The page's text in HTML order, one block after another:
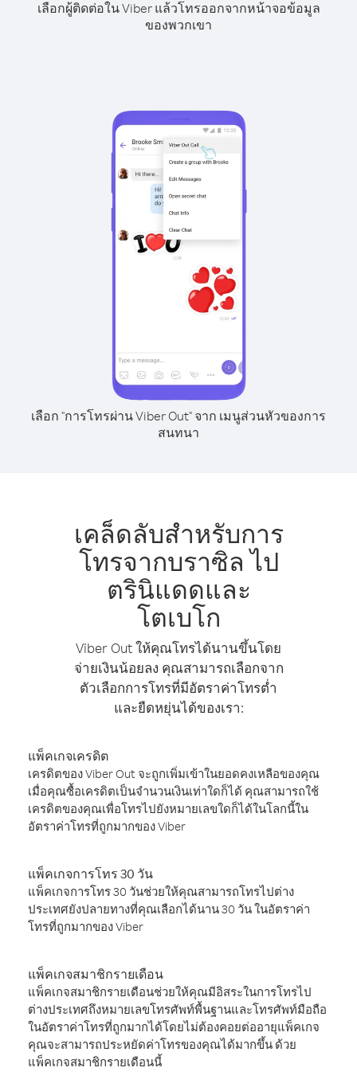
เลือกผู้ติดต่อใน Viber แล้วโทรออกจากหน้าจอข้อมูล
ของพวกเขา
เลือก "การโทรผ่าน Viber Out" จาก เมนูส่วนหัวของการ
สนทนา
เคล็ดลับสำหรับการ
โทรจากบราซิล ไป
ตรินิแดดและ
โตเบโก
Viber Out ให้คุณโทรได้นานขึ้นโดย
จ่ายเงินน้อยลง คุณสามารถเลือกจาก
ตัวเลือกการโทรที่มีอัตราค่าโทรต่ำ
และยืดหยุ่นได้ของเรา:
แพ็คเกจเครดิต
เครดิตของ Viber Out จะถูกเพิ่มเข้าในยอดคงเหลือของคุณ
เมื่อคุณซื้อเครดิตเป็นจำนวนเงินเท่าใดก็ได้ คุณสามารถใช้
เครดิตของคุณเพื่อโทรไปยังหมายเลขใดก็ได้ในโลกนี้ใน
อัตราค่าโทรที่ถูกมากของ Viber
แพ็คเกจการโทร 30 วัน
แพ็คเกจการโทร 30 วันช่วยให้คุณสามารถโทรไปต่าง
ประเทศยังปลายทางที่คุณเลือกได้นาน 30 วัน ในอัตราค่า
โทรที่ถูกมากของ Viber
แพ็คเกจสมาชิกรายเดือน
แพ็คเกจสมาชิกรายเดือนช่วยให้คุณมีอิสระในการโทรไป
ต่างประเทศถึงหมายเลขโทรศัพท์พื้นฐานและโทรศัพท์มือถือ
ในอัตราค่าโทรที่ถูกมากได้โดยไม่ต้องคอยต่ออายุแพ็คเกจ
คุณจะสามารถประหยัดค่าโทรของคุณได้มากขึ้น ด้วย
แพ็คเกจสมาชิกรายเดือนนี้